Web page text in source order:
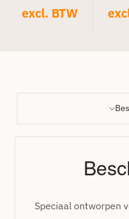
excl. BTW
Speciaal ontworpen